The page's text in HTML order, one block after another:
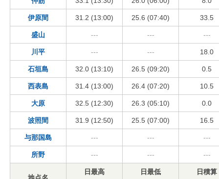
伊原間 31.2 (13:00) 25.6 (07:40) 33.5
盛山 --- --- ---
川平 --- --- 18.0
石垣島 32.0 (13:10) 26.5 (09:20) 0.5
西表島 31.4 (13:00) 26.4 (07:20) 10.5
大原 32.5 (12:30) 26.3 (05:10) 0.0
波照間 31.9 (12:50) 25.5 (07:00) 16.5
与那国島 --- --- ---
所野 --- --- ---
日最高 日最低 日積算